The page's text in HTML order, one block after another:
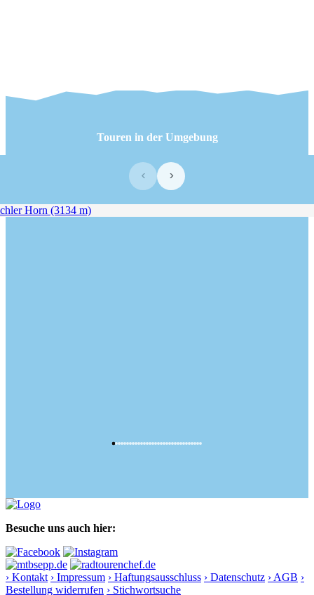
Touren in der Umgebung
‹ ›
Besuche uns auch hier:
› Kontakt › Impressum › Haftungsausschluss › Datenschutz › AGB ›
Bestellung widerrufen › Stichwortsuche